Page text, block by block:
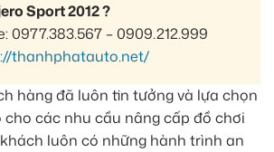
Sport 2012 ?
0977.383.567 – 0909.212.999
thanhphatauto.net/
hàng đã luôn tin tưởng và lựa chọn
các nhu cầu nâng cấp đồ chơi
luôn có những hành trình an